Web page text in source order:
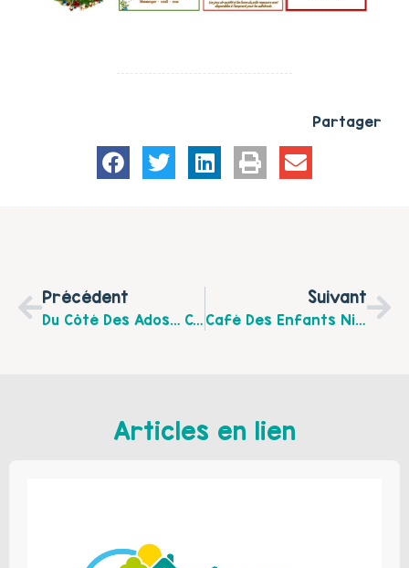
Partager
Précédent
Du Côté Des Ados… Connaissez-Vous Le Dispositif Coach Jeunesse De La Mission Locale ?
Suivant
Café Des Enfants Nino’kid : Le Programme De Janvier !
Articles en lien